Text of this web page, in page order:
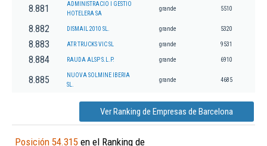
8.881
ADMINISTRACIO I GESTIO
HOTELERA SA
grande 5510
8.882 DISMAIL 2010 SL. grande 5320
8.883 ATR TRUCKS VIC SL grande 9531
8.884 RAUDA ALSP S.L.P. grande 6910
8.885
NUOVA SOLMINE IBERIA
SL.
grande 4685
Ver Ranking de Empresas de Barcelona
Posición 54.315 en el Ranking de